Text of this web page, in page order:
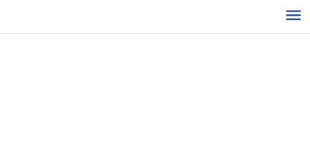
konten